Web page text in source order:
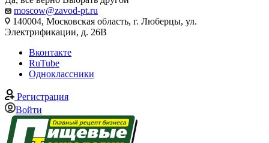
moscow@zavod-pt.ru
140004, Московская область, г. Люберцы, ул.
Электрификации, д. 26В
Вконтакте
RuTube
Одноклассники
Регистрация
Войти